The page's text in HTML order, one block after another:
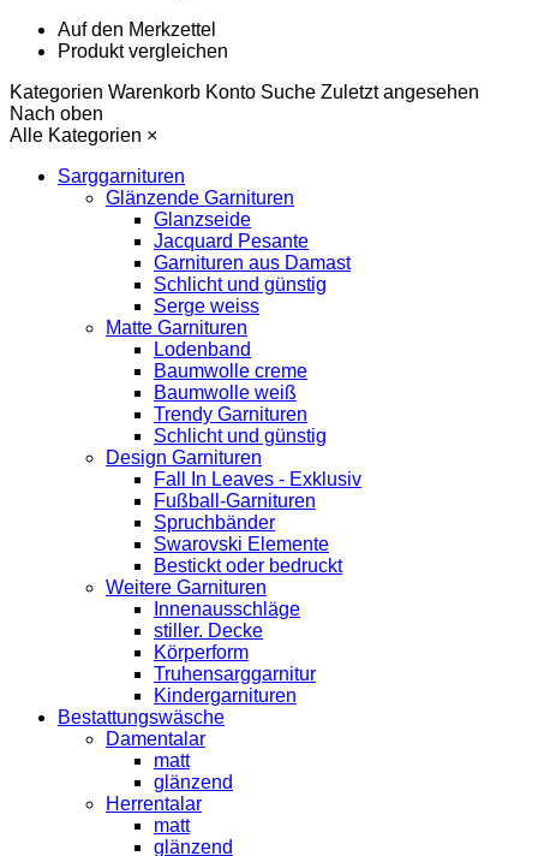
Auf den Merkzettel
Produkt vergleichen
Kategorien Warenkorb Konto Suche Zuletzt angesehen
Nach oben
Alle Kategorien ×
Sarggarnituren
Glänzende Garnituren
Glanzseide
Jacquard Pesante
Garnituren aus Damast
Schlicht und günstig
Serge weiss
Matte Garnituren
Lodenband
Baumwolle creme
Baumwolle weiß
Trendy Garnituren
Schlicht und günstig
Design Garnituren
Fall In Leaves - Exklusiv
Fußball-Garnituren
Spruchbänder
Swarovski Elemente
Bestickt oder bedruckt
Weitere Garnituren
Innenausschläge
stiller. Decke
Körperform
Truhensarggarnitur
Kindergarnituren
Bestattungswäsche
Damentalar
matt
glänzend
Herrentalar
matt
glänzend